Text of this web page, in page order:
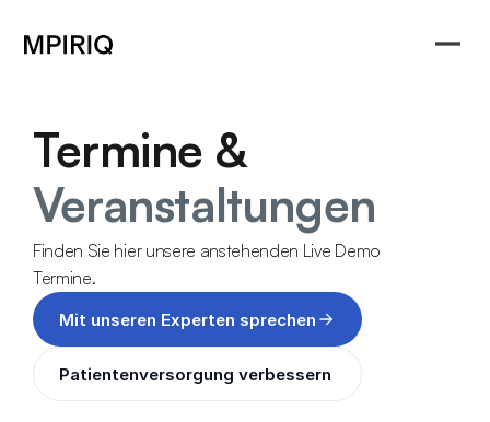
Termine &
Veranstaltungen
Finden Sie hier unsere anstehenden Live Demo
Termine.
Mit unseren Experten sprechen
Patientenversorgung verbessern